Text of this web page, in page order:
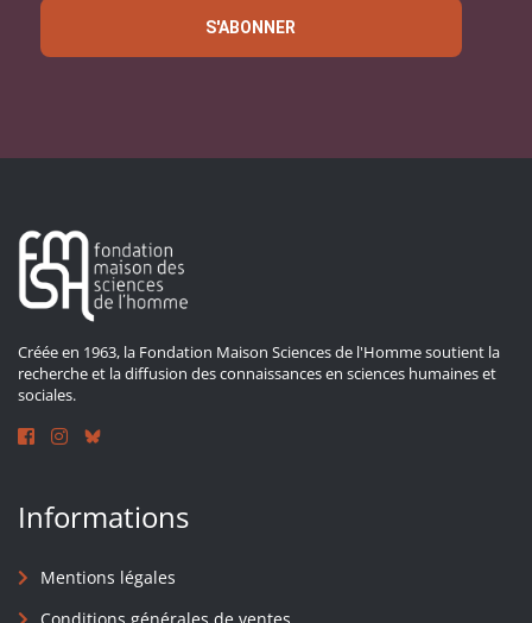
S'ABONNER
Créée en 1963, la Fondation Maison Sciences de l'Homme soutient la
recherche et la diffusion des connaissances en sciences humaines et
sociales.
Informations
Mentions légales
Conditions générales de ventes